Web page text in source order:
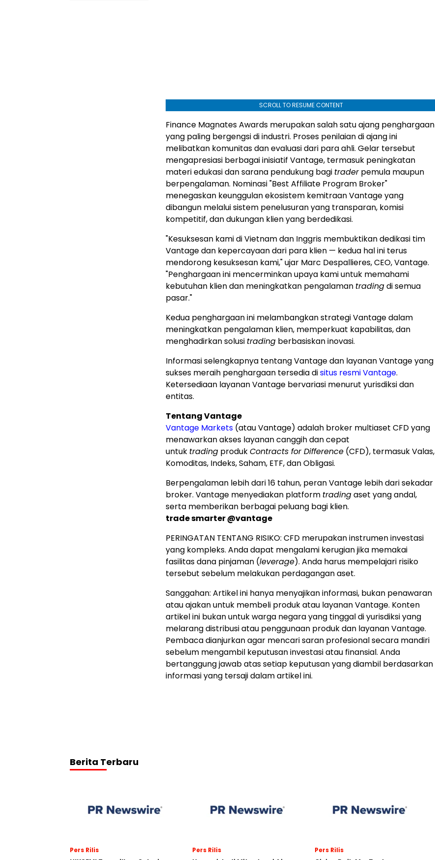
SCROLL TO RESUME CONTENT
Finance Magnates Awards merupakan salah satu ajang penghargaan
yang paling bergengsi di industri. Proses penilaian di ajang ini
melibatkan komunitas dan evaluasi dari para ahli. Gelar tersebut
mengapresiasi berbagai inisiatif Vantage, termasuk peningkatan
materi edukasi dan sarana pendukung bagi traderpemula maupun
berpengalaman. Nominasi"Best Affiliate Program Broker"
menegaskan keunggulan ekosistem kemitraan Vantage yang
dibangun melalui sistem penelusuran yang transparan, komisi
kompetitif, dan dukungan klien yang berdedikasi.
"Kesuksesan kami diVietnamdan Inggris membuktikan dedikasi tim
Vantage dan kepercayaan dari para klien — kedua hal ini terus
mendorong kesuksesan kami," ujar Marc Despallieres, CEO, Vantage.
"Penghargaan ini mencerminkan upaya kami untuk memahami
kebutuhan klien dan meningkatkan pengalaman tradingdi semua
pasar."
Kedua penghargaan ini melambangkan strategi Vantage dalam
meningkatkan pengalaman klien, memperkuat kapabilitas, dan
menghadirkan solusi trading berbasiskan inovasi.
Informasi selengkapnya tentang Vantage dan layanan Vantage yang
sukses meraih penghargaan tersedia disitus resmi Vantage.
Ketersediaan layanan Vantage bervariasi menurut yurisdiksi dan
entitas.
Tentang Vantage
Vantage Markets (atau Vantage) adalah broker multiaset CFD yang
menawarkan akses layanan canggih dan cepat
untuk trading produkContracts for Difference (CFD), termasuk Valas,
Komoditas, Indeks, Saham, ETF, dan Obligasi.
Berpengalaman lebih dari 16 tahun, peran Vantage lebih dari sekadar
broker. Vantage menyediakan platform tradingaset yang andal,
serta memberikan berbagai peluang bagi klien.
trade smarter @vantage
PERINGATAN TENTANG RISIKO: CFD merupakan instrumen investasi
yang kompleks. Anda dapat mengalami kerugian jika memakai
fasilitas dana pinjaman (leverage). Anda harus mempelajari risiko
tersebut sebelum melakukan perdagangan aset.
Sanggahan: Artikel ini hanya menyajikan informasi, bukan penawaran
atau ajakan untuk membeli produk atau layanan Vantage. Konten
artikel ini bukan untuk warga negara yang tinggal di yurisdiksi yang
melarang distribusi atau penggunaan produk dan layanan Vantage.
Pembaca dianjurkan agar mencari saran profesional secara mandiri
sebelum mengambil keputusan investasi atau finansial. Anda
bertanggung jawab atas setiap keputusan yang diambil berdasarkan
informasi yang tersaji dalam artikel ini.
Berita Terbaru
Pers Rilis Pers Rilis Pers Rilis